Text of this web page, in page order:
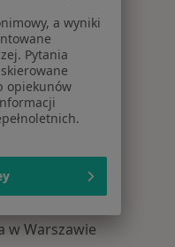
leczone
w Warszawie
w Warszawie
a wyniki
Pytania
opiekunów